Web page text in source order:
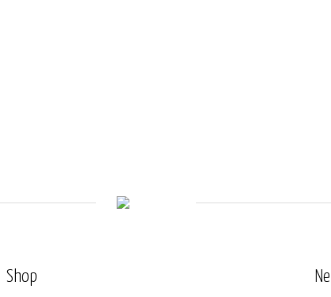
Shop